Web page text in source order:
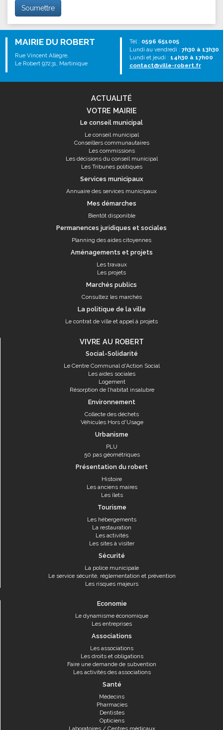
Soumettre
MAIRIE DU ROBERT
Rue Vincent Allègre,
Le Robert 97231, Martinique
Tél : 0596 651005
Lundi au vendredi : 7h30 à 13h30
Lundi et jeudi : 14h30 à 17h00
contact@ville-robert.fr
ACTUALITÉ
VOTRE MAIRIE
Le conseil municipal
Le conseil municipal
Conseillers communautaires
Les commissions
Les décisions du conseil municipal
Les Tribunes politiques
Services municipaux
Annuaire des services municipaux
Mes démarches
Bientôt disponible
Permanences juridiques et sociales
Planning des aides citoyennes
Aménagements et projets
Les travaux
Les projets
Marchés publics
Consultez les marchés
La politique de la ville
Le contrat de ville et appel à projets
VIVRE AU ROBERT
Social-Solidarité
Le Centre Communal d'Action Social
Les aides sociales
Logement
Résorption de l’habitat insalubre
Environnement
Collecte des déchets
Véhicules Hors d'Usage
Urbanisme
PLU
50 pas géométriques
Présentation du robert
Histoire
Les anciens maires
Les îlets
Tourisme
Les hébergements
La restauration
Les activités
Les sites à visiter
Sécurité
La police municipale
Le service sécurité, réglementation et prévention
Les risques majeurs
Economie
Le dynamisme économique
Les entreprises
Associations
Les associations
Les droits et obligations
Faire une demande de subvention
Les activités des associations
Santé
Médecins
Pharmacies
Dentistes
Opticiens
Laboratoires / Centres médicaux